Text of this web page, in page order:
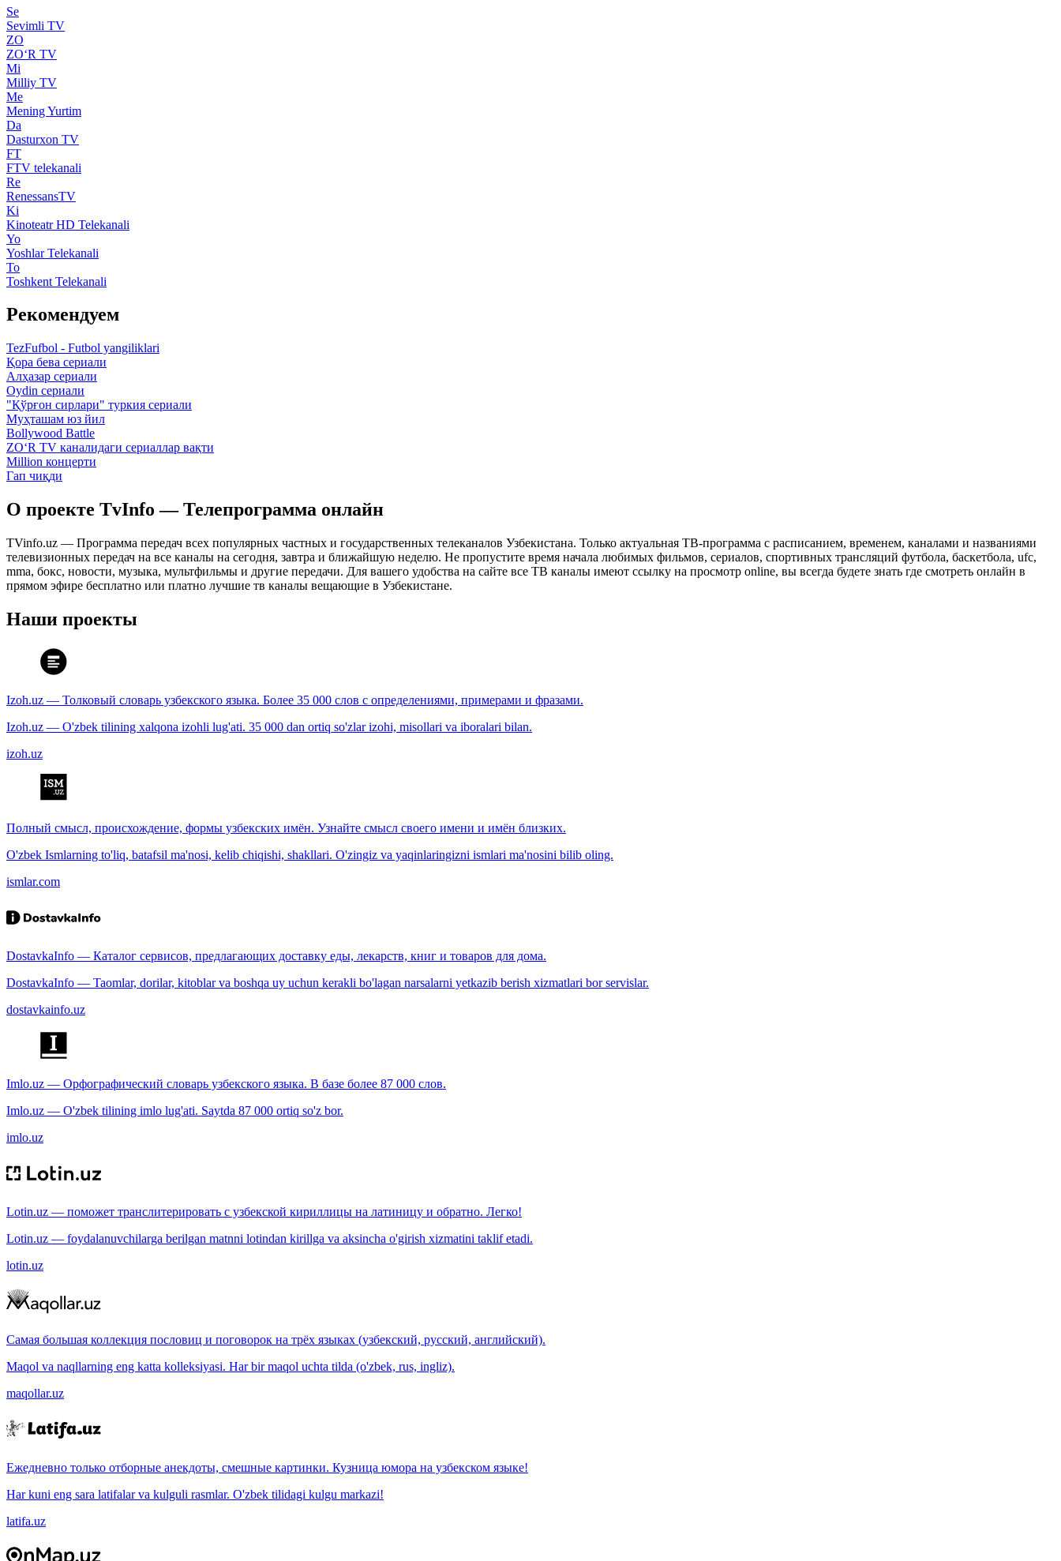
Se
Sevimli TV
ZO
ZO‘R TV
Mi
Milliy TV
Me
Mening Yurtim
Da
Dasturxon TV
FT
FTV telekanali
Re
RenessansTV
Ki
Kinoteatr HD Telekanali
Yo
Yoshlar Telekanali
To
Toshkent Telekanali
Рекомендуем
TezFufbol - Futbol yangiliklari
Қора бева сериали
Алҳазар сериали
Oydin сериали
"Қўрғон сирлари" туркия сериали
Муҳташам юз йил
Bollywood Battle
ZO‘R TV каналидаги сериаллар вақти
Million концерти
Гап чиқди
О проекте TvInfo — Телепрограмма онлайн
TVinfo.uz — Программа передач всех популярных частных и государственных телеканалов Узбекистана. Только актуальная ТВ-программа с расписанием, временем, каналами и названиями
телевизионных передач на все каналы на сегодня, завтра и ближайшую неделю. Не пропустите время начала любимых фильмов, сериалов, спортивных трансляций футбола, баскетбола, ufc,
mma, бокс, новости, музыка, мультфильмы и другие передачи. Для вашего удобства на сайте все ТВ каналы имеют ссылку на просмотр online, вы всегда будете знать где смотреть онлайн в
прямом эфире бесплатно или платно лучшие тв каналы вещающие в Узбекистане.
Наши проекты
Izoh.uz — Толковый словарь узбекского языка. Более 35 000 слов с определениями, примерами и фразами.
Izoh.uz — O'zbek tilining xalqona izohli lug'ati. 35 000 dan ortiq so'zlar izohi, misollari va iboralari bilan.
izoh.uz
Полный смысл, происхождение, формы узбекских имён. Узнайте смысл своего имени и имён близких.
O'zbek Ismlarning to'liq, batafsil ma'nosi, kelib chiqishi, shakllari. O'zingiz va yaqinlaringizni ismlari ma'nosini bilib oling.
ismlar.com
DostavkaInfo — Каталог сервисов, предлагающих доставку еды, лекарств, книг и товаров для дома.
DostavkaInfo — Taomlar, dorilar, kitoblar va boshqa uy uchun kerakli bo'lagan narsalarni yetkazib berish xizmatlari bor servislar.
dostavkainfo.uz
Imlo.uz — Орфографический словарь узбекского языка. В базе более 87 000 слов.
Imlo.uz — O'zbek tilining imlo lug'ati. Saytda 87 000 ortiq so'z bor.
imlo.uz
Lotin.uz — поможет транслитерировать с узбекской кириллицы на латиницу и обратно. Легко!
Lotin.uz — foydalanuvchilarga berilgan matnni lotindan kirillga va aksincha o'girish xizmatini taklif etadi.
lotin.uz
Самая большая коллекция пословиц и поговорок на трёх языках (узбекский, русский, английский).
Maqol va naqllarning eng katta kolleksiyasi. Har bir maqol uchta tilda (o'zbek, rus, ingliz).
maqollar.uz
Ежедневно только отборные анекдоты, смешные картинки. Кузница юмора на узбекском языке!
Har kuni eng sara latifalar va kulguli rasmlar. O'zbek tilidagi kulgu markazi!
latifa.uz